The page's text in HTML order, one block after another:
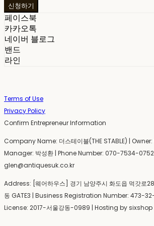
신청하기
페이스북
카카오톡
네이버 블로그
밴드
라인
Terms of Use
Privacy Policy
Confirm Entrepreneur Information
Company Name: 더스테이블(THE STABLE) |
Manager: 박성환 | Phone Number: 070-7534-
glen@antiquesuk.co.kr
Address: [웨어하우스] 경기 남양주시 화도읍 먹갓로
동 GATE3 | Business Registration Number: 473-
License: 2017-서울강동-0989 | Hosting by sixshop